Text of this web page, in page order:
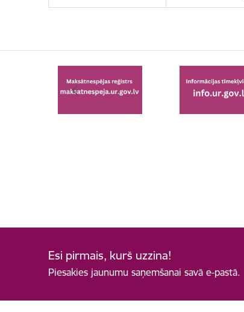
Esi pirmais, kurš uzzina!
Piesakies jaunumu saņemšanai savā e-pastā.